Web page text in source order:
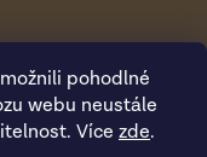
pohodlné
webu neustále
Více zde.